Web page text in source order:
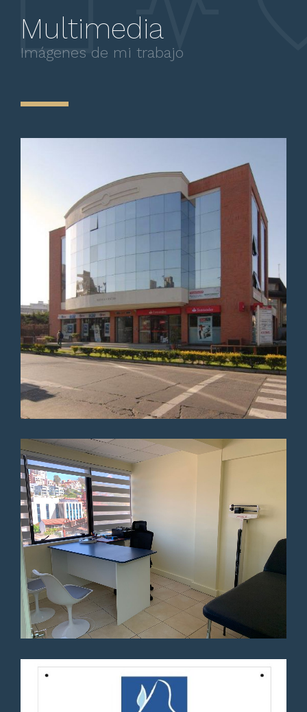
Excelente disposición, claro y
sencillo para explicar y
aconsejar tratamientos.
El doctor fue muy profesional,
atento y claro al explicar el
diagnóstico. Me sentí
escuchada y bien atendida
durante la consulta. Lo
recomiendo.
Paciente
El doctor fue muy amable y
dedicado en la consulta. Se
tomó el tiempo para escuchar
y explicar todo con calma. Fue
una muy buena atención.
Paciente
Multimedia
Imágenes de mi trabajo